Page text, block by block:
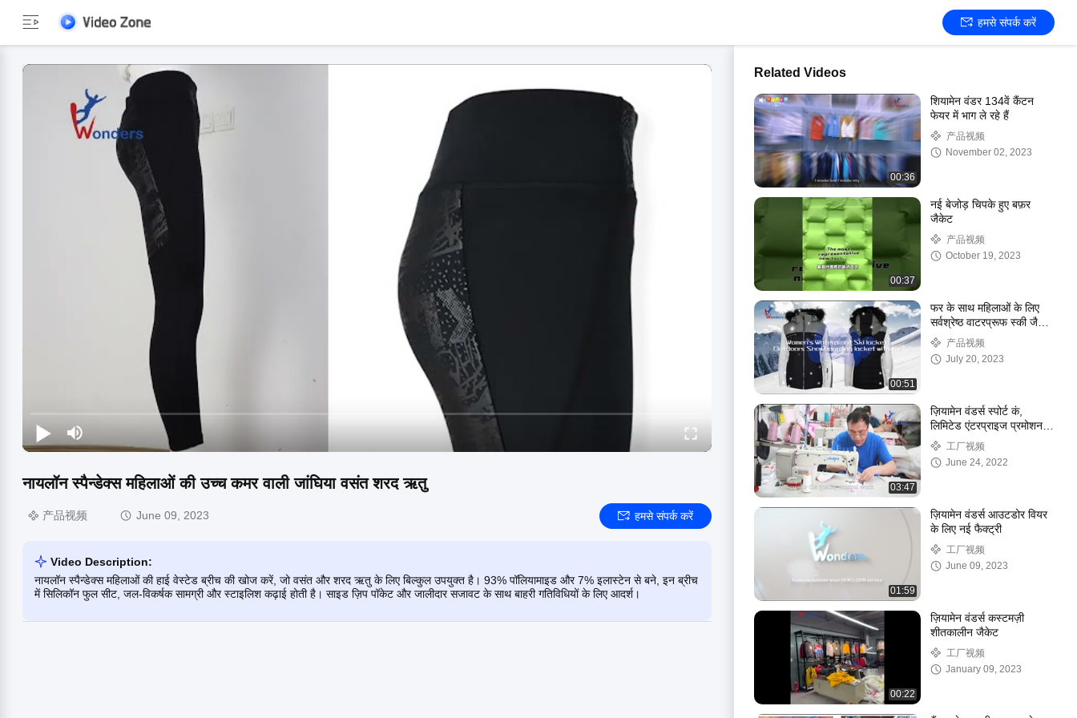
हमसे संपर्क करें
नायलॉन स्पैन्डेक्स महिलाओं की उच्च कमर वाली जांघिया वसंत शरद ऋतु
产品视频 June 09, 2023 हमसे संपर्क करें
Video Description:
नायलॉन स्पैन्डेक्स महिलाओं की हाई वेस्टेड ब्रीच की खोज करें, जो वसंत और शरद ऋतु के लिए बिल्कुल उपयुक्त है। 93% पॉलियामाइड और 7% इलास्टेन से बने, इन ब्रीच
में सिलिकॉन फुल सीट, जल-विकर्षक सामग्री और स्टाइलिश कढ़ाई होती है। साइड ज़िप पॉकेट और जालीदार सजावट के साथ बाहरी गतिविधियों के लिए आदर्श।
Related Videos
00:36
शियामेन वंडर 134वें कैंटन
फेयर में भाग ले रहे हैं
产品视频
November 02, 2023
00:37
नई बेजोड़ चिपके हुए बफ़र
जैकेट
产品视频
October 19, 2023
00:51
फर के साथ महिलाओं के लिए
सर्वश्रेष्ठ वाटरप्रूफ स्की जैकेट
आउटडोर स्नोबोर्डिंग जैकेट
产品视频
July 20, 2023
03:47
ज़ियामेन वंडर्स स्पोर्ट कं,
लिमिटेड एंटरप्राइज प्रमोशनल
फिल्म工厂视频
June 24, 2022
01:59
ज़ियामेन वंडर्स आउटडोर वियर
के लिए नई फैक्ट्री
工厂视频
June 09, 2023
00:22
ज़ियामेन वंडर्स कस्टमज़ी
शीतकालीन जैकेट
工厂视频
January 09, 2023